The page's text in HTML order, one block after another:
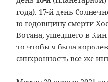
года). 17-й день
ю годовщину смерти
Вотана, ушедшего в
то чтобы я была
синхронность все же